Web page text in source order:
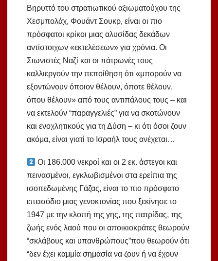
Βηρυττό του στρατιωτικού αξιωματούχου της
Χεσμπολάχ, Φουάντ Σουκρ, είναι οι πιο
πρόσφατοι κρίκοι μιας αλυσίδας δεκάδων
αντίστοιχων «εκτελέσεων» για χρόνια. Οι
Σιωνιστές Ναζί και οι πάτρωνές τους
καλλιεργούν την πεποίθηση ότι «μπορούν να
εξοντώνουν όποιον θέλουν, όποτε θέλουν,
όπου θέλουν» από τους αντιπάλους τους – και
να εκτελούν “παραγγελιές” για να σκοτώνουν
και ενοχλητικούς για τη Δύση – κι ότι όσοι ζουν
ακόμα, είναι γιατί το Ισραήλ τους ανέχεται…
Οι 186.000 νεκροί και οι 2 εκ. άστεγοι και
πεινασμένοι, εγκλωβισμένοι στα ερείπια της
ισοπεδωμένης Γάζας, είναι το πιο πρόσφατο
επεισόδιο μιας γενοκτονίας που ξεκίνησε το
1947 με την κλοπή της γης, της πατρίδας, της
ζωής ενός λαού που οι αποικιοκράτες θεωρούν
“σκλάβους και υπανθρώπους”που θεωρούν ότι
“δεν έχει καμμία σημασία να ζουν ή να έχουν